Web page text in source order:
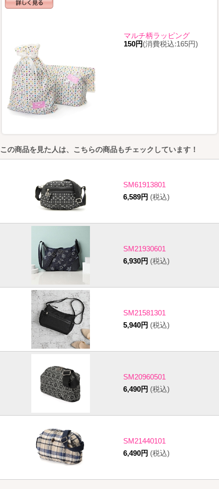
マルチ柄ラッピング
150円(消費税込:165円)
この商品を見た人は、こちらの商品もチェックしています！
SM61913801
6,589円 (税込)
SM21930601
6,930円 (税込)
SM21581301
5,940円 (税込)
SM20960501
6,490円 (税込)
SM21440101
6,490円 (税込)